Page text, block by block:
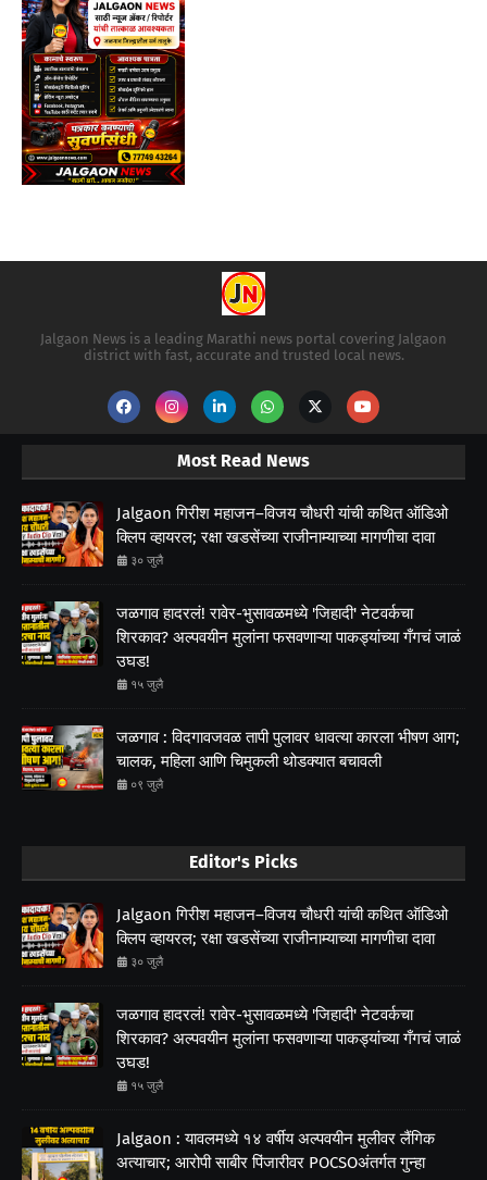
Jalgaon News is a leading Marathi news portal covering Jalgaon
district with fast, accurate and trusted local news.
Most Read News
Jalgaon गिरीश महाजन–विजय चौधरी यांची कथित ऑडिओ
क्लिप व्हायरल; रक्षा खडसेंच्या राजीनाम्याच्या मागणीचा दावा
३० जुलै
जळगाव हादरलं! रावेर-भुसावळमध्ये 'जिहादी' नेटवर्कचा
शिरकाव? अल्पवयीन मुलांना फसवणाऱ्या पाकड्यांच्या गँगचं जाळं
उघड!
१५ जुलै
जळगाव : विदगावजवळ तापी पुलावर धावत्या कारला भीषण आग;
चालक, महिला आणि चिमुकली थोडक्यात बचावली
०९ जुलै
Editor's Picks
Jalgaon गिरीश महाजन–विजय चौधरी यांची कथित ऑडिओ
क्लिप व्हायरल; रक्षा खडसेंच्या राजीनाम्याच्या मागणीचा दावा
३० जुलै
जळगाव हादरलं! रावेर-भुसावळमध्ये 'जिहादी' नेटवर्कचा
शिरकाव? अल्पवयीन मुलांना फसवणाऱ्या पाकड्यांच्या गँगचं जाळं
उघड!
१५ जुलै
Jalgaon : यावलमध्ये १४ वर्षीय अल्पवयीन मुलीवर लैंगिक
अत्याचार; आरोपी साबीर पिंजारीवर POCSOअंतर्गत गुन्हा